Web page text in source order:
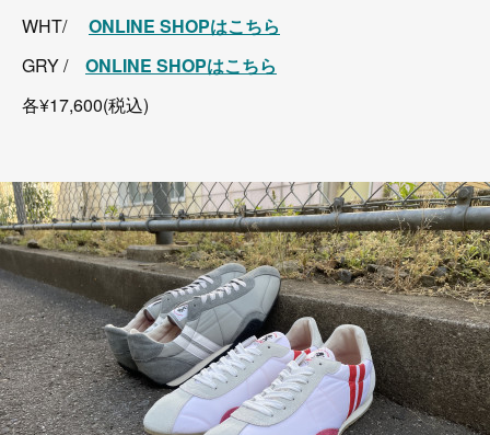
WHT/ ONLINE SHOPはこちら
GRY / ONLINE SHOPはこちら
各¥17,600(税込)